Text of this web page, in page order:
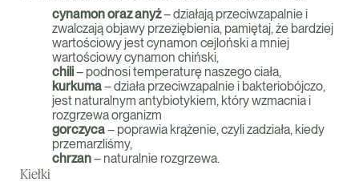
cynamon oraz anyż– działają przeciwzapalnie i
zwalczają objawy przeziębienia, pamiętaj, że bardziej
wartościowy jest cynamon cejloński a mniej
wartościowy cynamon chiński,
chili– podnosi temperaturę naszego ciała,
kurkuma– działa przeciwzapalnie i bakteriobójczo,
jest naturalnym antybiotykiem, który wzmacnia i
rozgrzewa organizm
gorczyca– poprawia krążenie, czyli zadziała, kiedy
przemarzliśmy,
chrzan– naturalnie rozgrzewa.
Kiełki